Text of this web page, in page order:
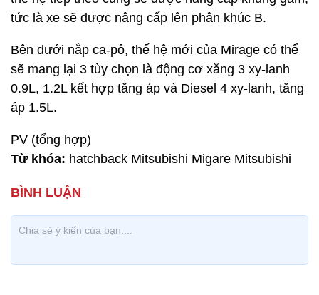
tức là xe sẽ được nâng cấp lên phân khúc B.
Bên dưới nắp ca-pô, thế hệ mới của Mirage có thể
sẽ mang lại 3 tùy chọn là động cơ xăng 3 xy-lanh
0.9L, 1.2L kết hợp tăng áp và Diesel 4 xy-lanh, tăng
áp 1.5L.
PV (tổng hợp)
Từ khóa: hatchback Mitsubishi Migare Mitsubishi